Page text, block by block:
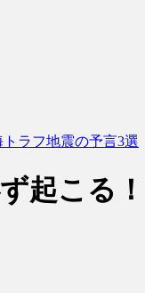
ラフ地震の予言3選
起こる